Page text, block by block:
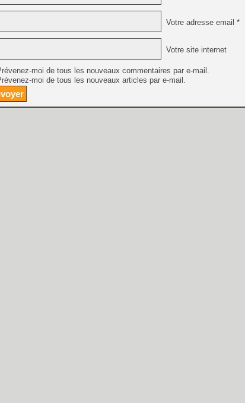
Votre adresse email *
Votre site internet
moi de tous les nouveaux commentaires par e-mail.
moi de tous les nouveaux articles par e-mail.